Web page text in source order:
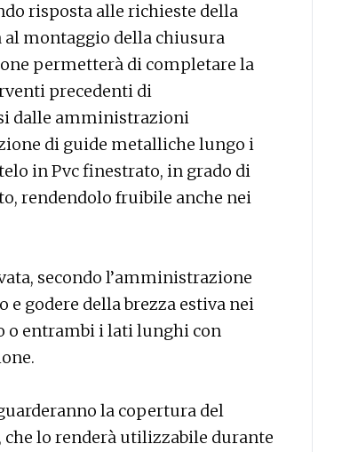
risposta alle richieste della
al montaggio della chiusura
permetterà di completare la
precedenti di
dalle amministrazioni
di guide metalliche lungo i
in Pvc finestrato, in grado di
rendendolo fruibile anche nei
secondo l’amministrazione
godere della brezza estiva nei
o entrambi i lati lunghi con
la copertura del
lo renderà utilizzabile durante